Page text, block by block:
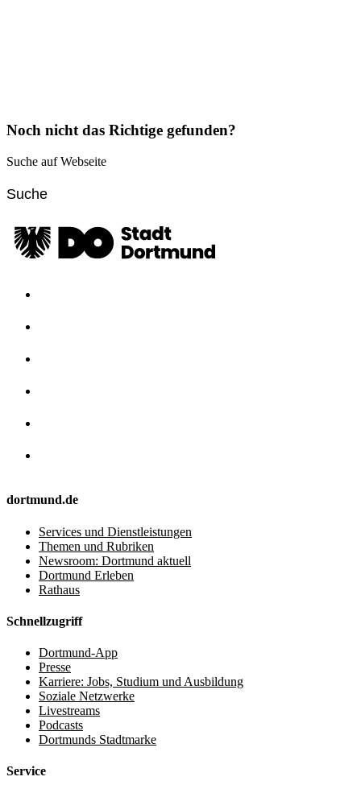
Noch nicht das Richtige gefunden?
Suche auf Webseite
dortmund.de
Services und Dienstleistungen
Themen und Rubriken
Newsroom: Dortmund aktuell
Dortmund Erleben
Rathaus
Schnellzugriff
Dortmund-App
Presse
Karriere: Jobs, Studium und Ausbildung
Soziale Netzwerke
Livestreams
Podcasts
Dortmunds Stadtmarke
Service